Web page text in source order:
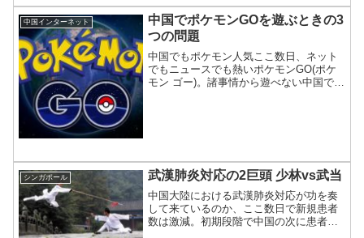
中国インターネット
中国でポケモンGOを遊ぶときの3
つの問題
中国でもポケモン人気ここ数日、ネット
でもニュースでも熱いポケモンGO(ポケ
モン ゴー)。諸事情から遊べない中国でど
シンガポール 武漢肺炎対応の2巨頭 少林vs武当
中国大陸における武漢肺炎対応が功を奏
して来ているのか、ここ数日で新規患者
数は激減。初期段階で中国の次に患者数